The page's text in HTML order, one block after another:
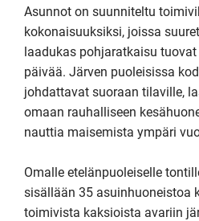
Asunnot on suunniteltu
kokonaisuuksiksi, joissa
laadukas pohjaratkaisu
päivää. Järven puoleisissa
johdattavat suoraan tilaville,
omaan rauhalliseen
nauttia maisemista ympäri
Omalle etelänpuoleiselle
sisällään 35 asuinhuoneistoa
toimivista kaksioista avariin